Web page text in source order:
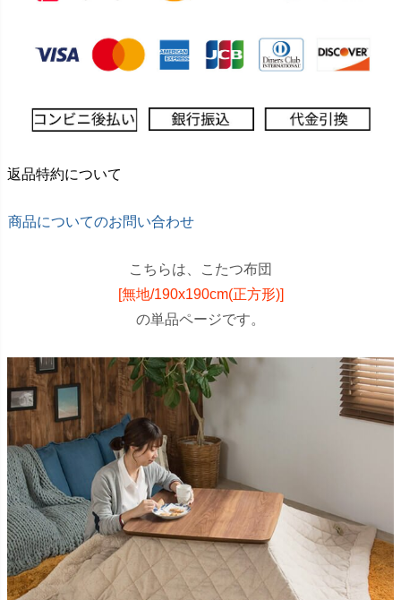
返品特約について
商品についてのお問い合わせ
こちらは、こたつ布団
[無地/190x190cm(正方形)]
の単品ページです。